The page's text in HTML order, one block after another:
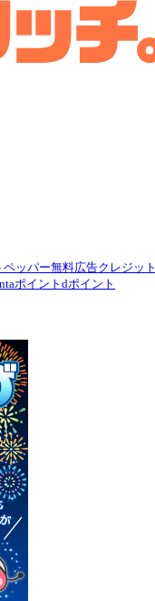
ペッパー無料広告クレジッ
ポイント dポイント